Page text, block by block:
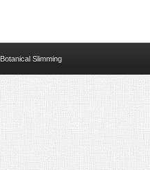
Botanical Slimming